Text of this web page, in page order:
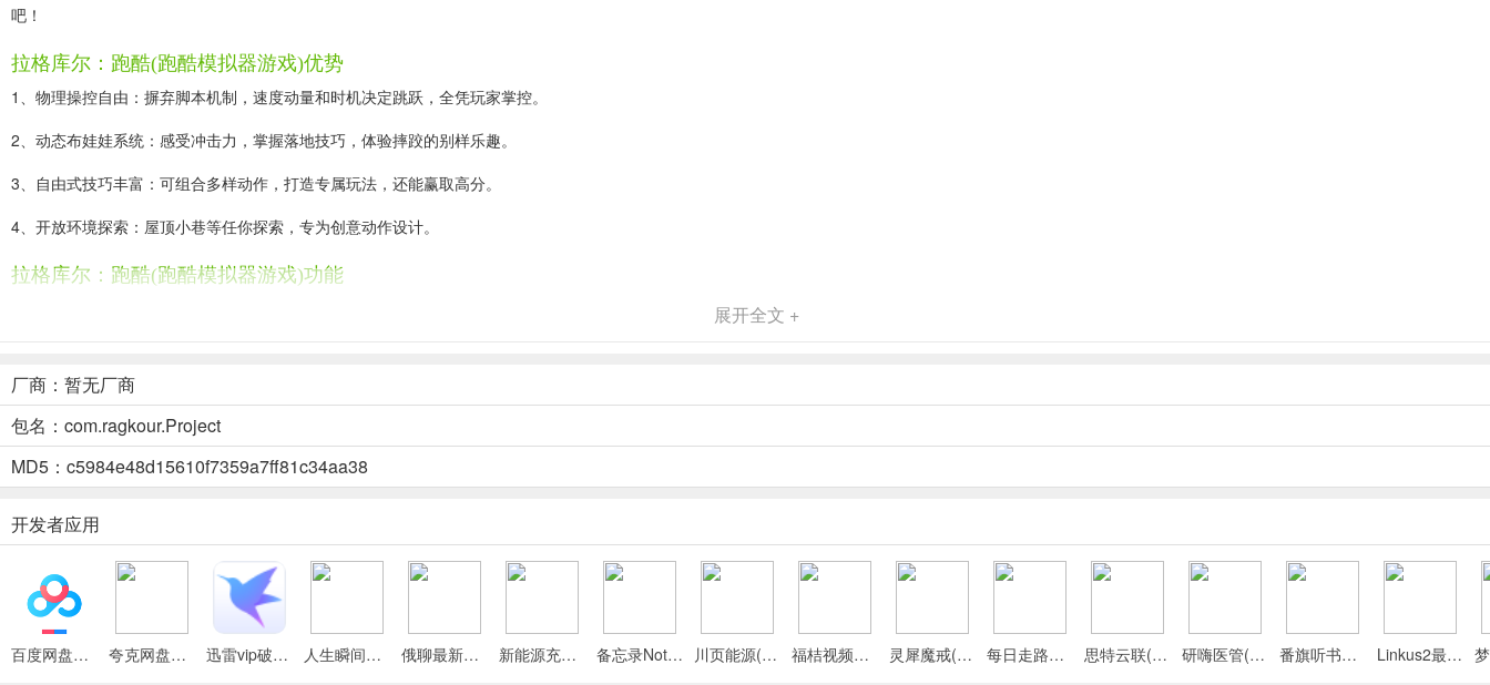
吧！
拉格库尔：跑酷(跑酷模拟器游戏)优势
1、物理操控自由：摒弃脚本机制，速度动量和时机决定跳跃，全凭玩家掌控。
2、动态布娃娃系统：感受冲击力，掌握落地技巧，体验摔跤的别样乐趣。
3、自由式技巧丰富：可组合多样动作，打造专属玩法，还能赢取高分。
4、开放环境探索：屋顶小巷等任你探索，专为创意动作设计。
拉格库尔：跑酷(跑酷模拟器游戏)功能
3、自由式技巧丰富：可组合跑墙、跳跃、翻转、旋转等动作，打造专属动作赢高分。
4、开放环境探索：能在专为创意动作设计的屋顶、小巷及城市障碍物间尽情探索。
5、精通难度挑战：带来移动端真实模拟游戏体验，考验玩家能否征服城市天际线。
拉格库尔：跑酷(跑酷模拟器游戏)使用说明
1. 掌控物理效果：游戏摒弃按钮跳跃脚本机制，速度、动量和时机决定每次跳跃，全凭玩家操作。
2. 体验布娃娃物理：感受冲击力，掌握落地技巧，还能体验滑稽摔跤，享受混乱乐趣。
3. 施展自由式技巧：可组合跑、墙、跳跃、翻转和旋转等动作，打造专属动作赢高分。
展开全文 +
厂商：暂无厂商
包名：com.ragkour.Project
MD5：c5984e48d15610f7359a7ff81c34aa38
开发者应用
百度网盘绿色免安装Pc电脑版 夸克网盘官方正式版 迅雷vip破解版永久会员2024版 人生瞬间最新手机版 俄聊最新手机版 新能源充电桩查询(充电桩查询应用) 备忘录Note(多功能记事APP) 川页能源(电池管理应用) 福桔视频最新手机版 灵犀魔戒(运动睡眠管家) 每日走路计步(运动健康记录) 思特云联(视频监控应用) 研嗨医管(医院管理平台) 番旗听书免费畅听(听书软件) Linkus2最新手机版